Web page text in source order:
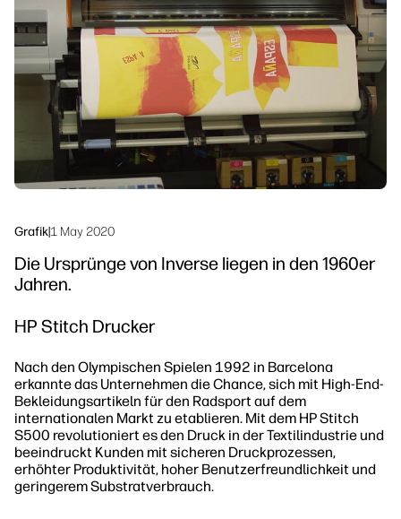
Workflow-Lösungen
Nachhaltigkeit
Grafik|1 May 2020
Die Ursprünge von Inverse liegen in den 1960er
Jahren.
HP Stitch Drucker
Nach den Olympischen Spielen 1992 in Barcelona
erkannte das Unternehmen die Chance, sich mit High-End-
Bekleidungsartikeln für den Radsport auf dem
internationalen Markt zu etablieren. Mit dem HP Stitch
S500 revolutioniert es den Druck in der Textilindustrie und
beeindruckt Kunden mit sicheren Druckprozessen,
erhöhter Produktivität, hoher Benutzerfreundlichkeit und
geringerem Substratverbrauch.